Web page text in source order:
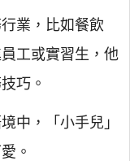
業，比如餐飲
工或實習生，他
巧。
中，「小手兒」
。